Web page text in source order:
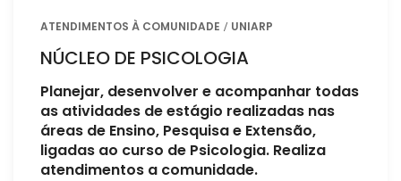
ATENDIMENTOS À COMUNIDADE UNIARP
NÚCLEO DE PSICOLOGIA
Planejar, desenvolver e acompanhar todas
as atividades de estágio realizadas nas
áreas de Ensino, Pesquisa e Extensão,
ligadas ao curso de Psicologia. Realiza
atendimentos a comunidade.